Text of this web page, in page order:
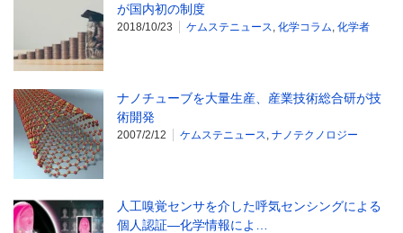
が国内初の制度
2018/10/23 ケムステニュース, 化学コラム, 化学者
ナノチューブを大量生産、産業技術総合研が技
術開発
2007/2/12 ケムステニュース, ナノテクノロジー
人工嗅覚センサを介した呼気センシングによる
個人認証―化学情報によ…